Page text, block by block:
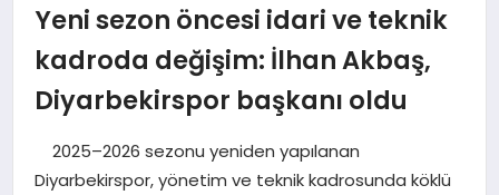
YAŞAM
EKONOMI
Yeni sezon öncesi idari ve teknik
kadroda değişim: İlhan Akbaş,
Diyarbekirspor başkanı oldu
2025–2026 sezonu yeniden yapılanan
Diyarbekirspor, yönetim ve teknik kadrosunda köklü